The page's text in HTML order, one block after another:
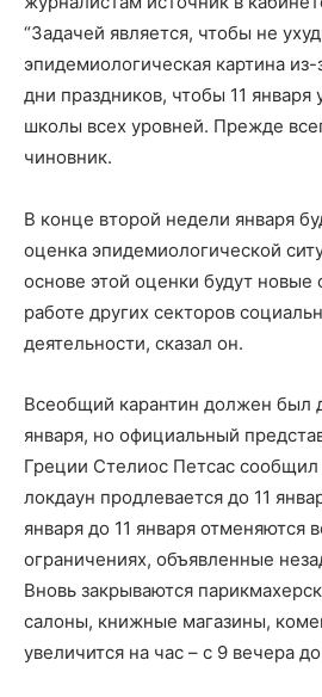
“Задачей является, чтобы не
эпидемиологическая картина из-
дни праздников, чтобы 11 января
школы всех уровней. Прежде
чиновник.
В конце второй недели января
оценка эпидемиологической
основе этой оценки будут новые
работе других секторов
деятельности, сказал он.
Всеобщий карантин должен был
января, но официальный
Греции Стелиос Петсас сообщил
локдаун продлевается до 11
января до 11 января отменяются
ограничениях, объявленные
Вновь закрываются
салоны, книжные магазины,
увеличится на час – с 9 вечера